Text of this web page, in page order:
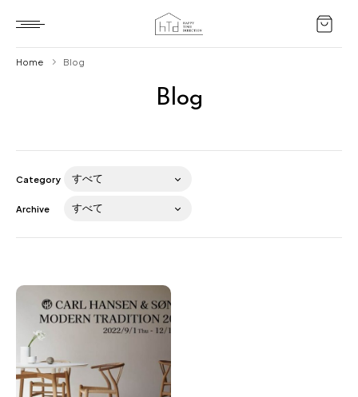
About us
for Business
Blog
Home Blog
Category
Archive